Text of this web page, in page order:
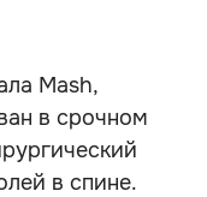
Mash,
в срочном
в спине.